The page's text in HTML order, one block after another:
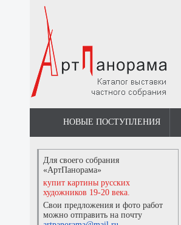
НОВЫЕ ПОСТУПЛЕНИЯ
Для своего собрания
«АртПанорама»
купит картины русских
художников 19-20 века.
Свои предложения и фото работ
можно отправить на почту